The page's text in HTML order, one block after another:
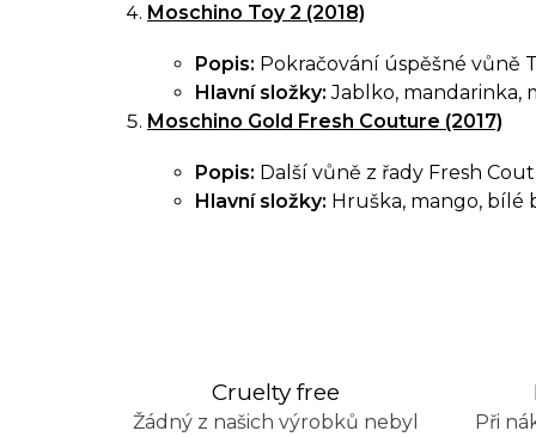
Moschino Toy 2 (2018)
Popis: Pokračování úspěšné vůně
Hlavní složky: Jablko, mandarinka,
Moschino Gold Fresh Couture (2017)
Popis: Další vůně z řady Fresh
Hlavní složky: Hruška, mango, bílé
Cruelty free
Žádný z našich výrobků nebyl
Při